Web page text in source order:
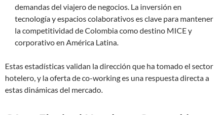
demandas del viajero de negocios. La inversión en
tecnología y espacios colaborativos es clave para mantener
la competitividad de Colombia como destino MICE y
corporativo en América Latina.
Estas estadísticas validan la dirección que ha tomado el sector
hotelero, y la oferta de co-working es una respuesta directa a
estas dinámicas del mercado.